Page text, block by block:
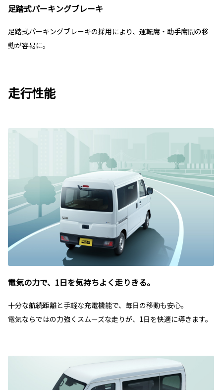
足踏式パーキングブレーキ
足踏式パーキングブレーキの採用により、運転席・助手席間の移
動が容易に。
走行性能
電気の力で、1日を気持ちよく走りきる。
十分な航続距離と手軽な充電機能で、毎日の移動も安心。
電気ならではの力強くスムーズな走りが、1日を快適に導きます。